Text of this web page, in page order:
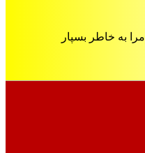
مرا به خاطر بسپار